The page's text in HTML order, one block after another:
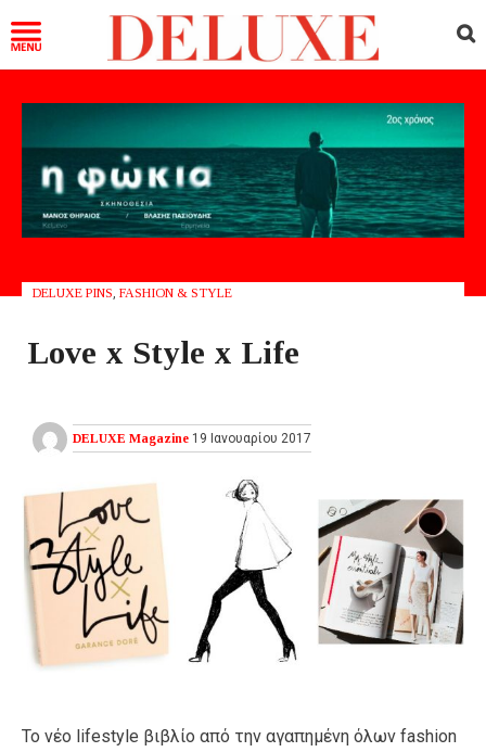
DELUXE PINS FASHION & STYLE
Love x Style x Life
DELUXE Magazine 19 Ιανουαρίου 2017
Το νέο lifestyle βιβλίο από την αγαπημένη όλων fashion